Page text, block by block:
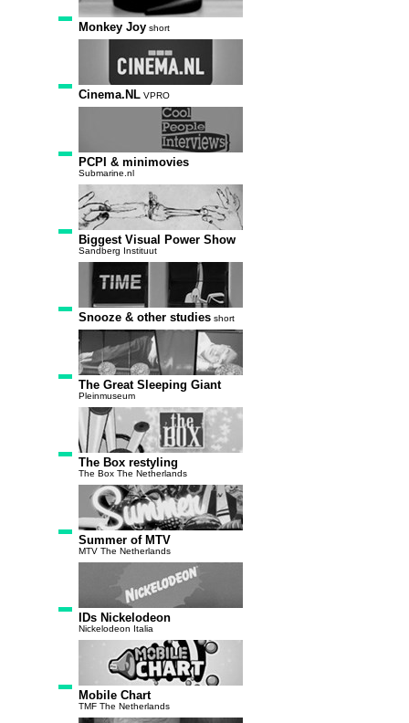
Monkey Joy short
Cinema.NL VPRO
PCPI & minimovies
Submarine.nl
Biggest Visual Power Show
Sandberg Instituut
Snooze & other studies short
The Great Sleeping Giant
Pleinmuseum
The Box restyling
The Box The Netherlands
Summer of MTV
MTV The Netherlands
IDs Nickelodeon
Nickelodeon Italia
Mobile Chart
TMF The Netherlands